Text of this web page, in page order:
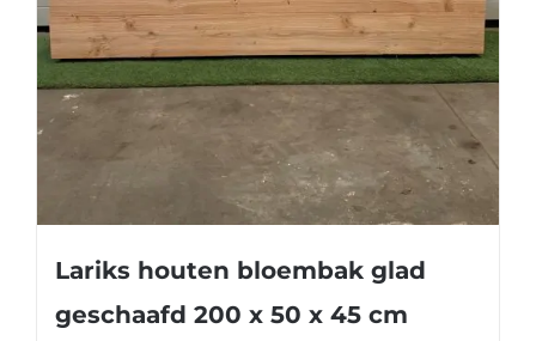
Lariks houten bloembak glad
geschaafd 200 x 50 x 45 cm